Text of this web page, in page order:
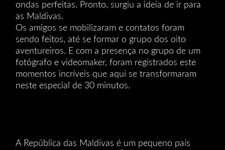
ondas perfeitas. Pronto, surgiu a ideia de ir para
as Maldivas.
Os amigos se mobilizaram e contatos foram
sendo feitos, até se formar o grupo dos oito
aventureiros. E com a presença no grupo de um
fotógrafo e videomaker, foram registrados este
momentos incríveis que aqui se transformaram
neste especial de 30 minutos.
A República das Maldivas é um pequeno país